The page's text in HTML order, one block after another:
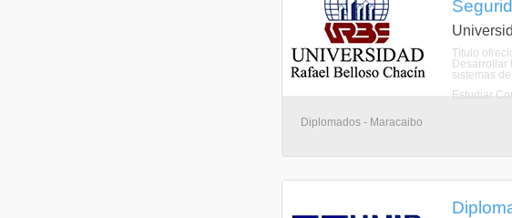
Título
Desarrollar
sistemas
Estudiar
Diplomados - Maracaibo